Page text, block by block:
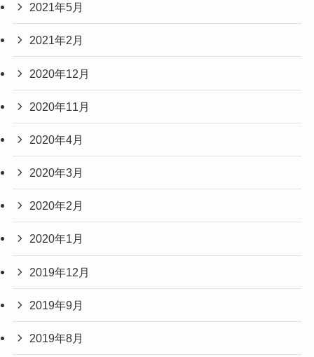
2021年5月
2021年2月
2020年12月
2020年11月
2020年4月
2020年3月
2020年2月
2020年1月
2019年12月
2019年9月
2019年8月